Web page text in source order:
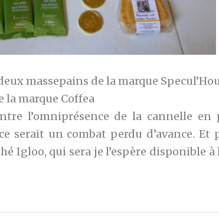
massepains de la marque
la marque Coffea
l’omniprésence de la cannelle en
serait un combat perdu d’avance. Et
Igloo, qui sera je l’espère disponible à